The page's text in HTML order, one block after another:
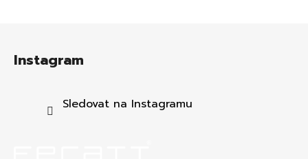
Instagram
Sledovat na Instagramu